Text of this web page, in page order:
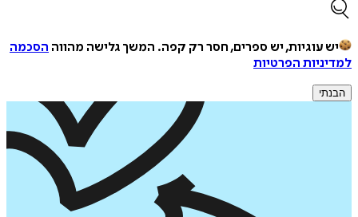
יש עוגיות, יש ספרים, חסר רק קפה. המשך גלישה מהווה הסכמה
למדיניות הפרטיות
הבנתי